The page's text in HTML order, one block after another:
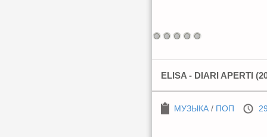
ELISA - DIARI APERTI
МУЗЫКА / ПОП